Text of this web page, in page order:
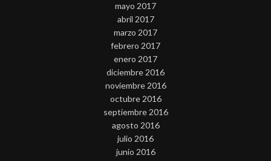
mayo 2017
abril 2017
marzo 2017
febrero 2017
enero 2017
diciembre 2016
noviembre 2016
octubre 2016
septiembre 2016
agosto 2016
julio 2016
junio 2016